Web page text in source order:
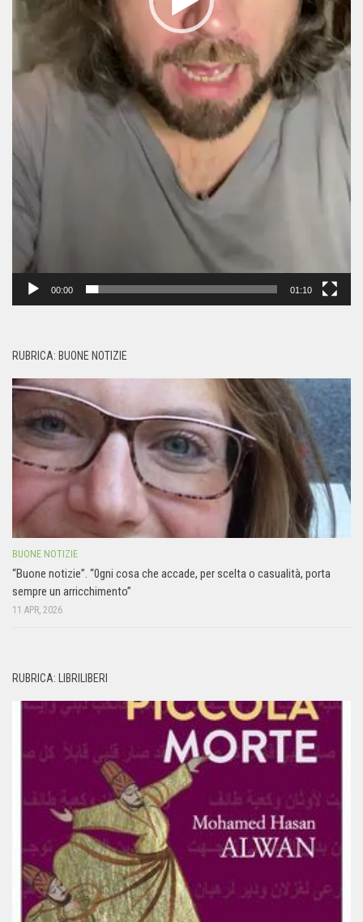
00:00 01:10
RUBRICA: BUONE NOTIZIE
BUONE NOTIZIE
“Buone notizie”. “0gni cosa che accade, per scelta o casualità, porta
sempre un arricchimento”
11 APR, 2026
RUBRICA: LIBRILIBERI